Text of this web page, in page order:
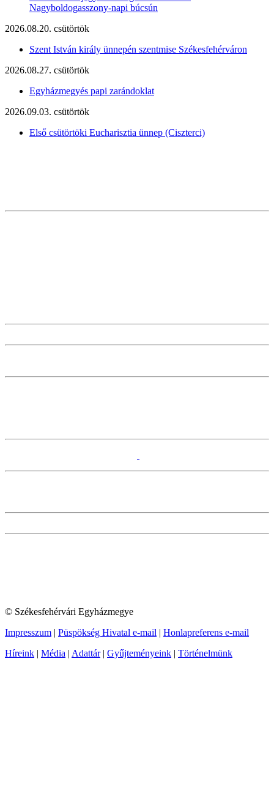
Nagyboldogasszony-napi búcsún
2026.08.20. csütörtök
Szent István király ünnepén szentmise Székesfehérváron
2026.08.27. csütörtök
Egyházmegyés papi zarándoklat
2026.09.03. csütörtök
Első csütörtöki Eucharisztia ünnep (Ciszterci)
© Székesfehérvári Egyházmegye
Impresszum | Püspökség Hivatal e-mail | Honlapreferens e-mail
Híreink | Média | Adattár| Gyűjteményeink | Történelmünk